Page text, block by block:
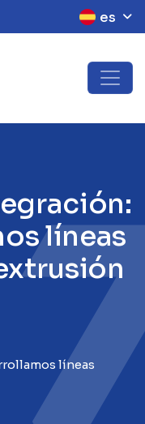
es
egración:
oslíneas
xtrusión
líneas